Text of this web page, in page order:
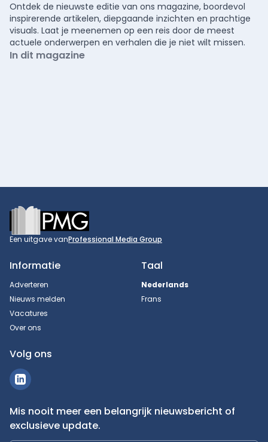
Ontdek de nieuwste editie van ons magazine, boordevol
inspirerende artikelen, diepgaande inzichten en prachtige
visuals. Laat je meenemen op een reis door de meest
actuele onderwerpen en verhalen die je niet wilt missen.
In dit magazine
Footer
Een uitgave vanProfessional Media Group
Informatie
Adverteren
Nieuws melden
Vacatures
Over ons
Taal
Nederlands
Frans
Volg ons
Mis nooit meer een belangrijk nieuwsbericht of
exclusieve update.